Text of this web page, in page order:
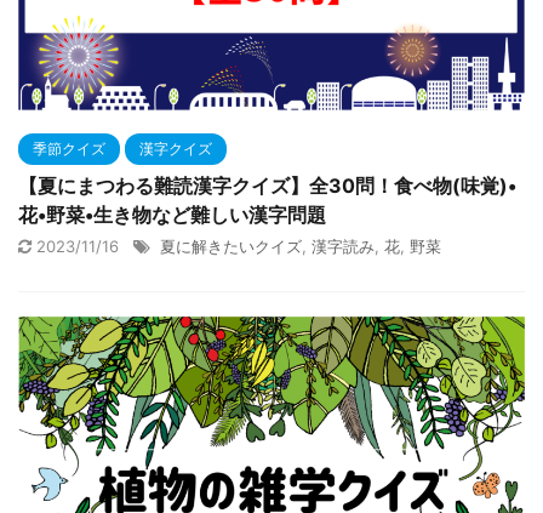
季節クイズ 漢字クイズ
【夏にまつわる難読漢字クイズ】全30問！食べ物(味覚)•
花•野菜•生き物など難しい漢字問題
2023/11/16 夏に解きたいクイズ 漢字読み 花 野菜